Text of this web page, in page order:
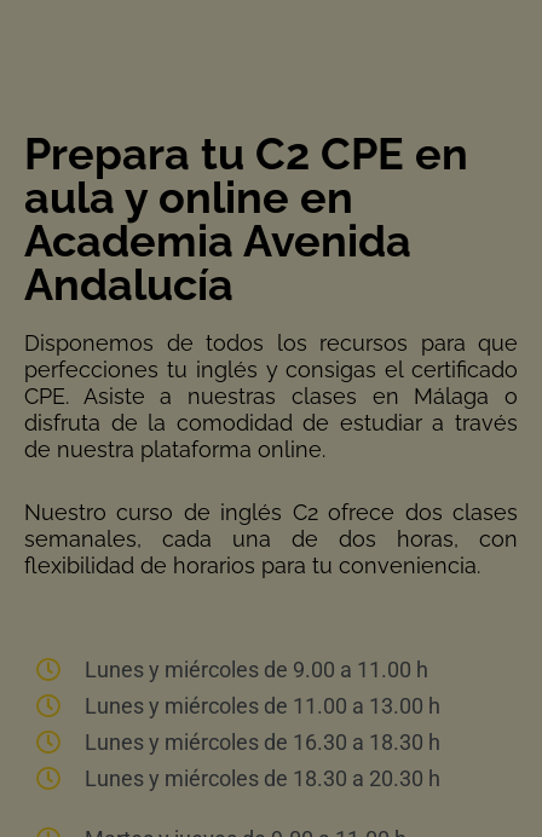
Prepara tu C2 CPE en
aula y online en
Academia Avenida
Andalucía
Disponemos de todos los recursos para que
perfecciones tu inglés y consigas el certificado
CPE. Asiste a nuestras clases en Málaga o
disfruta de la comodidad de estudiar a través
de nuestra plataforma online.
Nuestro curso de inglés C2 ofrece dos clases
semanales, cada una de dos horas, con
flexibilidad de horarios para tu conveniencia.
Lunes y miércoles de 9.00 a 11.00 h
Lunes y miércoles de 11.00 a 13.00 h
Lunes y miércoles de 16.30 a 18.30 h
Lunes y miércoles de 18.30 a 20.30 h